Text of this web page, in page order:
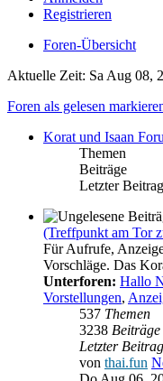
Registrieren
Foren-Übersicht
Aktuelle Zeit: Sa Aug 08,
Foren als gelesen
Korat und Isaan
Themen
Beiträge
Letzter Beitrag
(Treffpunkt am Tor
Für Aufrufe,
Vorschläge. Das
Unterforen: Hallo
Vorstellungen,
537 Themen
3238 Beiträge
Letzter Beitrag
von thai.fun